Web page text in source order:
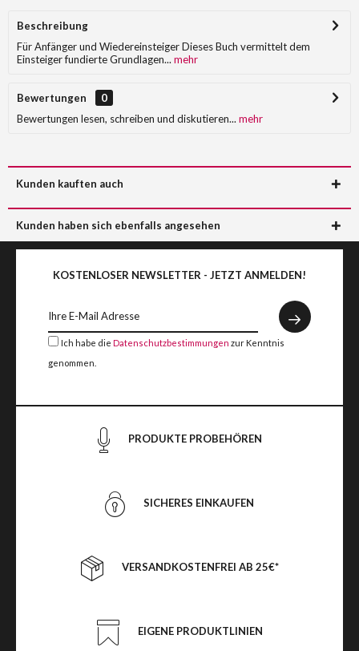
Beschreibung
Für Anfänger und Wiedereinsteiger Dieses Buch vermittelt dem
Einsteiger fundierte Grundlagen... mehr
Bewertungen
0
Bewertungen lesen, schreiben und diskutieren... mehr
Kunden kauften auch
Kunden haben sich ebenfalls angesehen
KOSTENLOSER NEWSLETTER - JETZT ANMELDEN!
Ich habe die Datenschutzbestimmungen zur Kenntnis
genommen.
PRODUKTE PROBEHÖREN
SICHERES EINKAUFEN
VERSANDKOSTENFREI AB 25€*
EIGENE PRODUKTLINIEN